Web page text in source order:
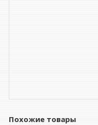
Похожие товары